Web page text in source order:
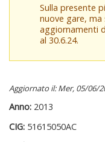
Sulla presente
nuove gare,
aggiornamenti
al 30.6.24.
Aggiornato il: Mer, 05/06/
Anno: 2013
CIG: 51615050AC